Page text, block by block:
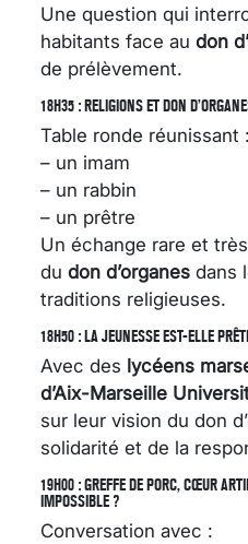
Une question qui
habitants face au don
de prélèvement.
18H35 : RELIGIONS ET DON
Table ronde réunissant :
– un imam
– un rabbin
– un prêtre
Un échange rare et
du don d’organes dans
traditions religieuses.
18H50 : LA JEUNESSE EST-ELLE
Avec des lycéens
d’Aix-Marseille
sur leur vision du don
solidarité et de la
19H00 : GREFFE DE PORC, CŒUR
IMPOSSIBLE ?
Conversation avec :